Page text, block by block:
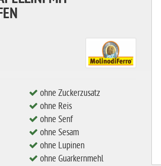
ohne Zuckerzusatz
ohne Reis
ohne Senf
ohne Sesam
ohne Lupinen
ohne Guarkernmehl